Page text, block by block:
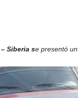
Siberia se presentó